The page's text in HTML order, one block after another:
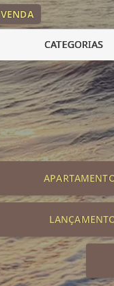
VENDA
CATEGORIAS